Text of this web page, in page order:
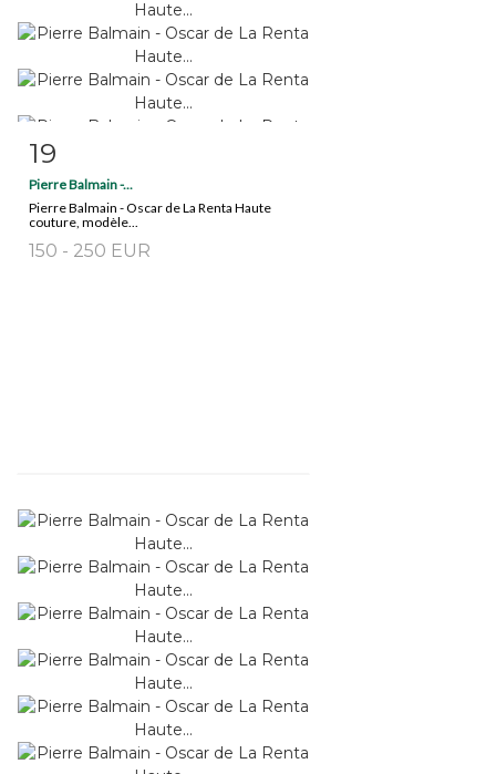
Fiche détaillée
19
Pierre Balmain -...
Pierre Balmain - Oscar de La Renta Haute
couture, modèle...
150 - 250 EUR